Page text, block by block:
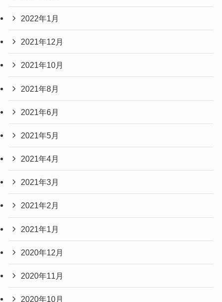
2022年1月
2021年12月
2021年10月
2021年8月
2021年6月
2021年5月
2021年4月
2021年3月
2021年2月
2021年1月
2020年12月
2020年11月
2020年10月